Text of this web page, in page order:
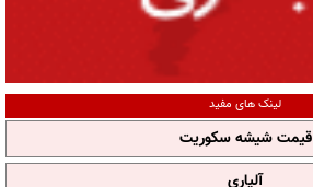
لینک های مفید
قیمت شیشه سکوریت
آلپاری